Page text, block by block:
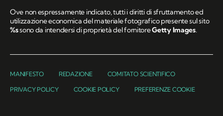
Ove non espressamente indicato, tutti i diritti di sfruttamento ed
utilizzazione economica del materiale fotografico presente sul sito
%ssono da intendersi di proprietà del fornitoreGetty Images.
MANIFESTO REDAZIONE COMITATO SCIENTIFICO
PRIVACY POLICY COOKIE POLICY PREFERENZE COOKIE